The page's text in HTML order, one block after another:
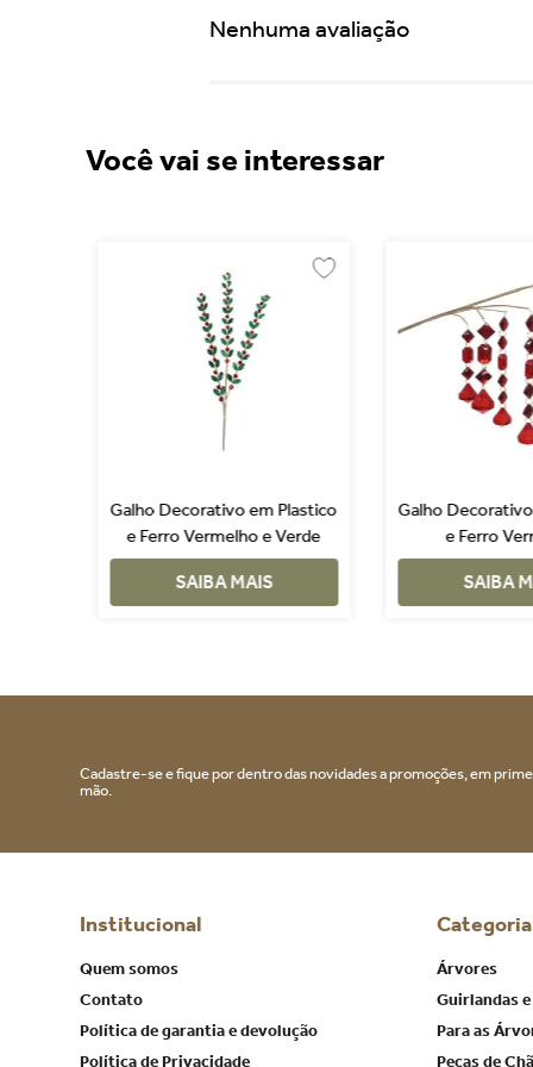
Nenhuma avaliação
Você vai se interessar
Galho Decorativo em Plastico
e Ferro Vermelho e Verde
SAIBA MAIS
Galho
e Ferro
SAIBA
Cadastre-se e fique por dentro das novidades a promoções, em
mão.
Institucional
Quem somos
Contato
Política de garantia e devolução
Política de Privacidade
Árvores
Guirlandas
Para as
Peças de